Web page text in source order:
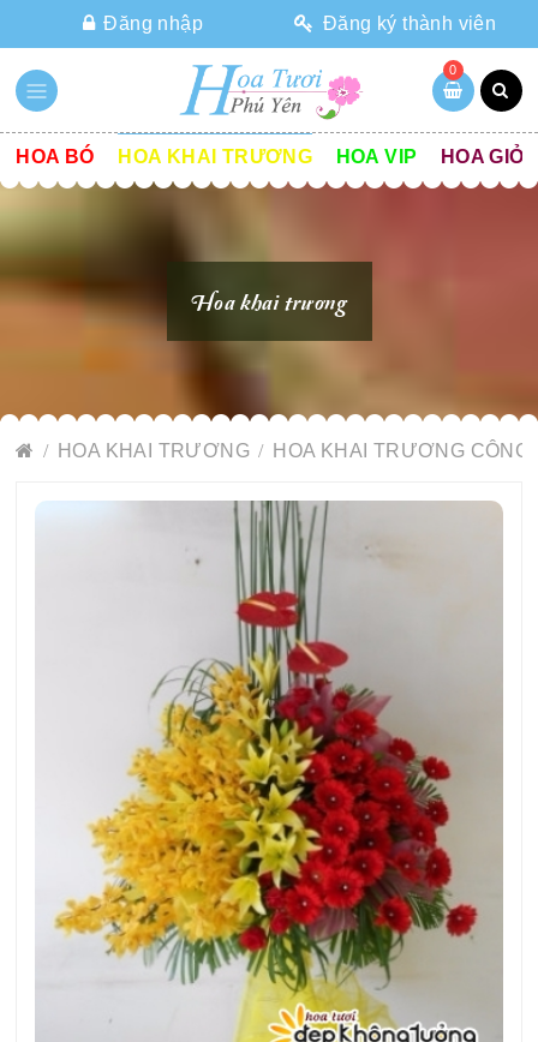
Đăng nhập Đăng ký thành viên
0
HOA BÓ HOA KHAI TRƯƠNG HOA VIP HOA GIỎ
Hoa khai trương
HOA KHAI TRƯƠNG HOA KHAI TRƯƠNG CÔNG